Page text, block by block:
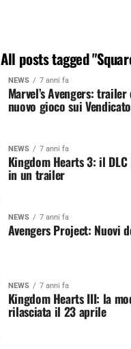
All posts tagged
NEWS 7 anni fa
Marvel’s Avengers:
nuovo gioco sui
NEWS 7 anni fa
Kingdom Hearts 3: il
in un trailer
NEWS 7 anni fa
Avengers Project: Nuovi
NEWS 7 anni fa
Kingdom Hearts III: la
rilasciata il 23 aprile